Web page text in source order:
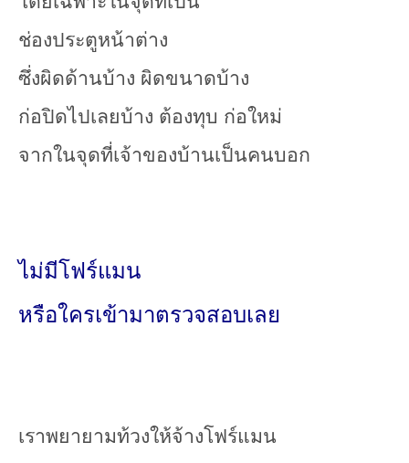
ช่องประตูหน้าต่าง
ซึ่งผิดด้านบ้าง ผิดขนาดบ้าง
ก่อปิดไปเลยบ้าง ต้องทุบ ก่อใหม่
จากในจุดที่เจ้าของบ้านเป็นคนบอก
ไม่มีโฟร์แมน
หรือใครเข้ามาตรวจสอบเลย
เราพยายามท้วงให้จ้างโฟร์แมน